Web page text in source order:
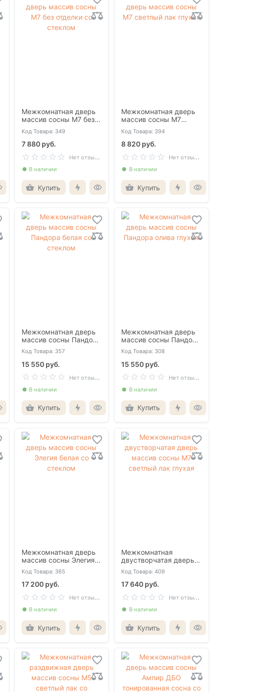
Межкомнатная дверь
массив сосны М7 без
отделки со стеклом
Код Товара: 349
7 880 руб.
Н
ет отзывов
В наличии
Купить
Межкомнатная дверь
массив сосны М7
светлый лак глухая
Код Товара: 394
8 820 руб.
Н
ет отзывов
В наличии
Купить
Межкомнатная дверь
массив сосны Пандора
белая со стеклом
Код Товара: 357
15 550 руб.
Н
ет отзывов
В наличии
Купить
Межкомнатная дверь
массив сосны Пандора
олива глухая
Код Товара: 308
15 550 руб.
Н
ет отзывов
В наличии
Купить
Межкомнатная дверь
массив сосны Элегия
белая со стеклом
Код Товара: 365
17 200 руб.
Н
ет отзывов
В наличии
Купить
Межкомнатная
двустворчатая дверь
массив сосны М7
светлый лак глухая
Код Товара: 409
17 640 руб.
Н
ет отзывов
В наличии
Купить